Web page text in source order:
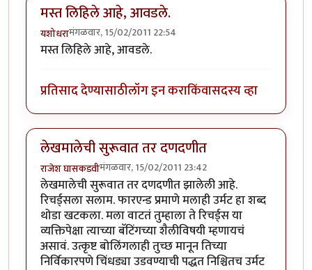
मस्त लिहिले आहे, आवडले.
यशोधरामंगळवार, 15/02/2011 22:54
मस्त लिहिले आहे, आवडले.
प्रतिसाद देण्यासाठीलॉग इन कराकिंवासदस्य व्हा
लेखमालेची सुरूवात तर दणदणीत
राजेश घासकडवीमंगळवार, 15/02/2011 23:42
लेखमालेची सुरूवात तर दणदणीत झालेली आहे.
रिचर्ड्सला सलाम. फारएन्ड प्रमाणे मलाही उर्मट हा शब्द
थोडा खटकला. मला वाटतं तुम्हाला ते रिचर्ड्स या
व्यक्तिपेक्षा त्याच्या बॅटिंगच्या शैलीविषयी म्हणायचं
असावं. उत्कृष्ट बोलिंगलाही तुच्छ मानून तिच्या
निर्विकारपणे चिंधड्या उडवण्याची पद्धत निश्चितच उर्मट